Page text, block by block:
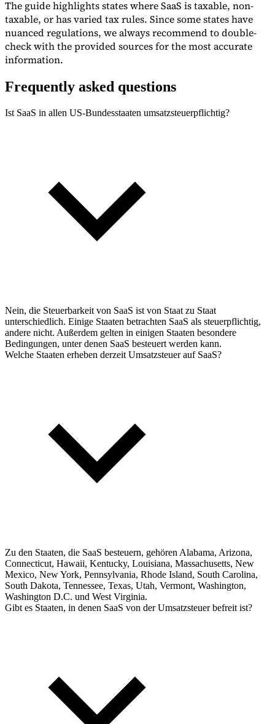
The guide highlights states where SaaS is taxable, non-
taxable, or has varied tax rules. Since some states have
nuanced regulations, we always recommend to double-
check with the provided sources for the most accurate
information.
Frequently asked questions
Ist SaaS in allen US-Bundesstaaten umsatzsteuerpflichtig?
Nein, die Steuerbarkeit von SaaS ist von Staat zu Staat
unterschiedlich. Einige Staaten betrachten SaaS als steuerpflichtig,
andere nicht. Außerdem gelten in einigen Staaten besondere
Bedingungen, unter denen SaaS besteuert werden kann.
Welche Staaten erheben derzeit Umsatzsteuer auf SaaS?
Zu den Staaten, die SaaS besteuern, gehören Alabama, Arizona,
Connecticut, Hawaii, Kentucky, Louisiana, Massachusetts, New
Mexico, New York, Pennsylvania, Rhode Island, South Carolina,
South Dakota, Tennessee, Texas, Utah, Vermont, Washington,
Washington D.C. und West Virginia.
Gibt es Staaten, in denen SaaS von der Umsatzsteuer befreit ist?